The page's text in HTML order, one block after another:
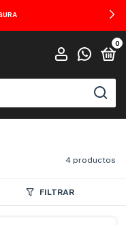
🚚 ENVÍOS A TODO EL PAÍS
0
4 productos
FILTRAR